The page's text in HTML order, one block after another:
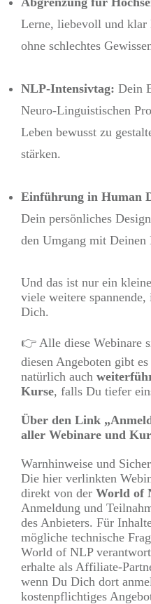
Lerne, liebevoll und klar
ohne schlechtes
NLP-Intensivtag: Dein
Neuro-Linguistischen
Leben bewusst zu
stärken.
Einführung in Human
Dein persönliches
den Umgang mit Deinen
Und das ist nur ein
viele weitere
Dich.
👉 Alle diese Webinare
diesen Angeboten gibt
natürlich auch
Kurse, falls Du tiefer
Über den Link
aller Webinare und
Warnhinweise und
Die hier verlinkten
direkt von der World of
Anmeldung und
des Anbieters. Für
mögliche technische
World of NLP
erhalte als Affiliate-
wenn Du Dich dort
kostenpflichtiges